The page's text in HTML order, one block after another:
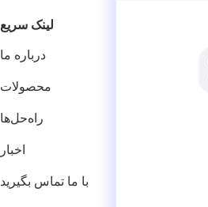
لینک سریع
درباره ما
محصولات
راه‌حل‌ها
اخبار
با ما تماس بگیرید